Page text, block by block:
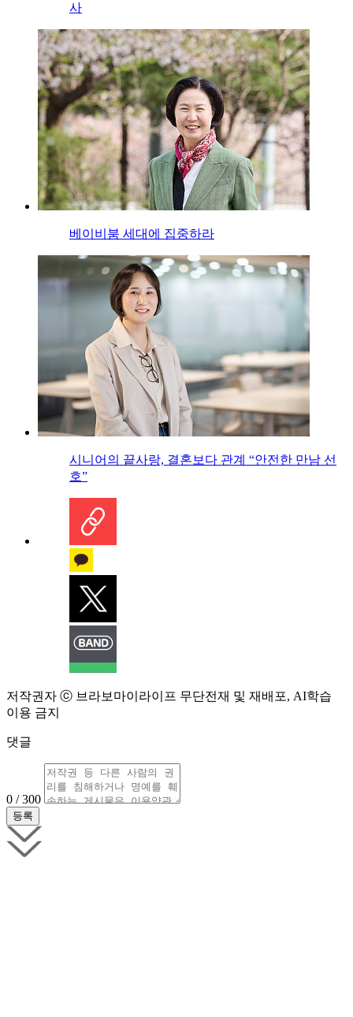
사
베이비붐 세대에 집중하라
시니어의 끝사랑, 결혼보다 관계 “안전한 만남 선
호”
저작권자 ⓒ 브라보마이라이프 무단전재 및 재배포, AI학습
이용 금지
댓글
0 / 300